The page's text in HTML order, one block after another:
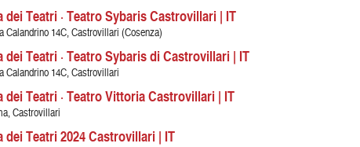
dei Teatri · Teatro Sybaris Castrovillari | IT
Calandrino 14C, Castrovillari (Cosenza)
dei Teatri · Teatro Sybaris di Castrovillari | IT
Calandrino 14C, Castrovillari
dei Teatri · Teatro Vittoria Castrovillari | IT
Castrovillari
dei Teatri 2024 Castrovillari | IT